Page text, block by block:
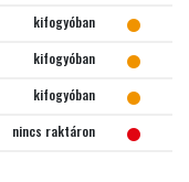
kifogyóban
kifogyóban
kifogyóban
nincs raktáron